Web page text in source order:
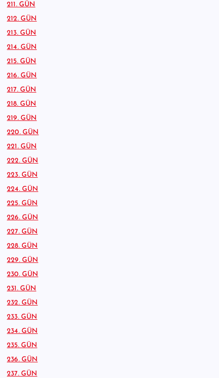
211. GÜN
212. GÜN
213. GÜN
214. GÜN
215. GÜN
216. GÜN
217. GÜN
218. GÜN
219. GÜN
220. GÜN
221. GÜN
222. GÜN
223. GÜN
224. GÜN
225. GÜN
226. GÜN
227. GÜN
228. GÜN
229. GÜN
230. GÜN
231. GÜN
232. GÜN
233. GÜN
234. GÜN
235. GÜN
236. GÜN
237. GÜN